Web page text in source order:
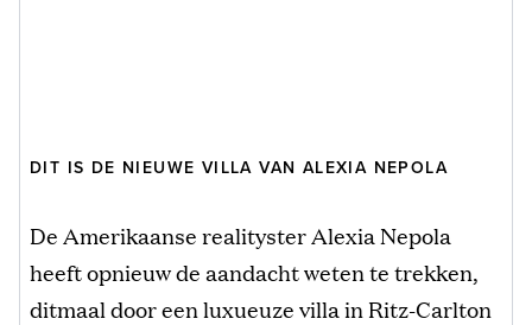
DIT IS DE NIEUWE VILLA VAN ALEXIA NEPOLA
De Amerikaanse realityster Alexia Nepola
heeft opnieuw de aandacht weten te trekken,
ditmaal door een luxueuze villa in Ritz-Carlton